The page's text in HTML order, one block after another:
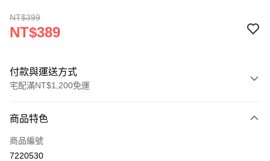
NT$399
NT$389
付款與運送方式
宅配滿NT$1,200免運
信用卡一次付款
LINE Pay
商品特色
商品編號
7220530